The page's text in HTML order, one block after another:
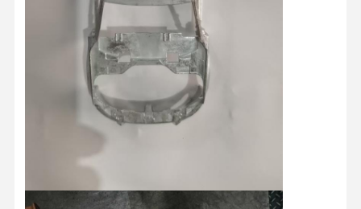
Molde para electrodomésticos
Moldeo por inyección médico
En el hogar, moho por inyección
molde de inyección personalizado